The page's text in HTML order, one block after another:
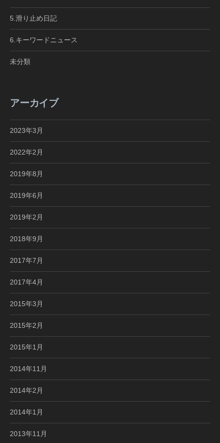
5.滑り止め日記
6.キーワードニュース
未分類
アーカイブ
2023年3月
2022年2月
2019年8月
2019年6月
2019年2月
2018年9月
2017年7月
2017年4月
2015年3月
2015年2月
2015年1月
2014年11月
2014年2月
2014年1月
2013年11月